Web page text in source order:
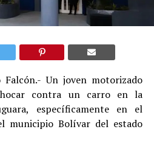
Un joven motorizado
contra un carro en la
específicamente en el
municipio Bolívar del estado